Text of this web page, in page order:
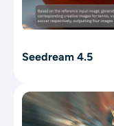
Seedream 4.5